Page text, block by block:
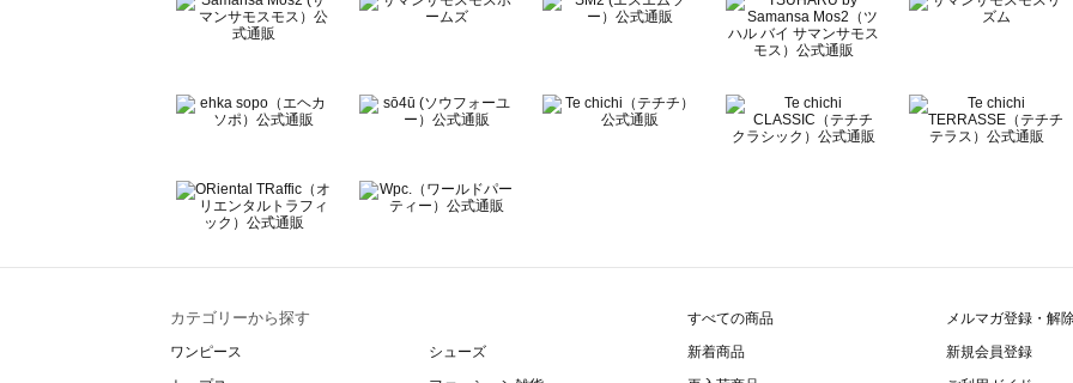
Wpc.（ワールドパーティー）の一覧
カテゴリーから探す
ワンピース
シューズ
すべての商品
新着商品
メルマガ登録・解
新規会員登録